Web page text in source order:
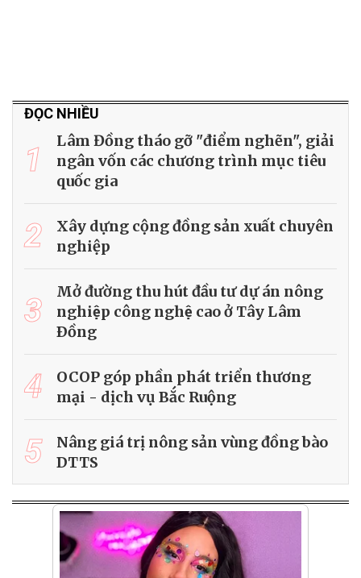
ĐỌC NHIỀU
1
Lâm Đồng tháo gỡ "điểm nghẽn", giải
ngân vốn các chương trình mục tiêu
quốc gia
2
Xây dựng cộng đồng sản xuất chuyên
nghiệp
3
Mở đường thu hút đầu tư dự án nông
nghiệp công nghệ cao ở Tây Lâm
Ðồng
4
OCOP góp phần phát triển thương
mại - dịch vụ Bắc Ruộng
5
Nâng giá trị nông sản vùng đồng bào
DTTS